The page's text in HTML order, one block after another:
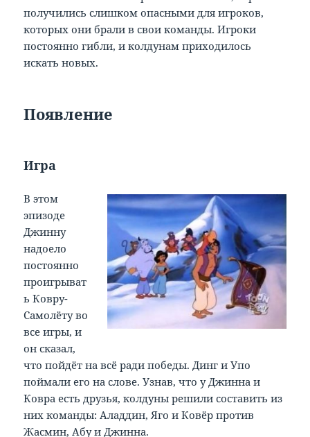
получились слишком опасными для игроков,
которых они брали в свои команды. Игроки
постоянно гибли, и колдунам приходилось
искать новых.
Появление
Игра
В этом
эпизоде
Джинну
надоело
постоянно
проигрыват
ь Ковру-
Самолёту во
все игры, и
он сказал,
что пойдёт на всё ради победы. Динг и Упо
поймали его на слове. Узнав, что у Джинна и
Ковра есть друзья, колдуны решили составить из
них команды: Аладдин, Яго и Ковёр против
Жасмин, Абу и Джинна.